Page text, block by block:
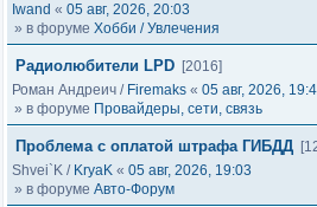
Iwand « 05 авг, 2026, 20:03
» в форуме Хобби / Увлечения
Радиолюбители LPD [2016]
Роман Андреич / Firemaks « 05 авг, 2026,
» в форуме Провайдеры, сети, связь
Проблема с оплатой штрафа ГИБДД
Shvei`K / KryaK « 05 авг, 2026, 19:03
» в форуме Авто-Форум